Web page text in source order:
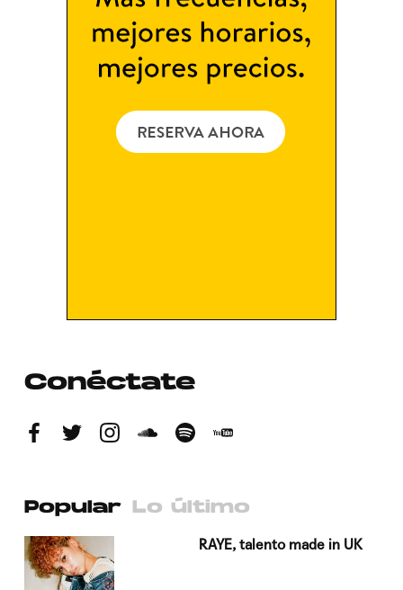
Conéctate
Popular Lo último
RAYE, talento made in UK